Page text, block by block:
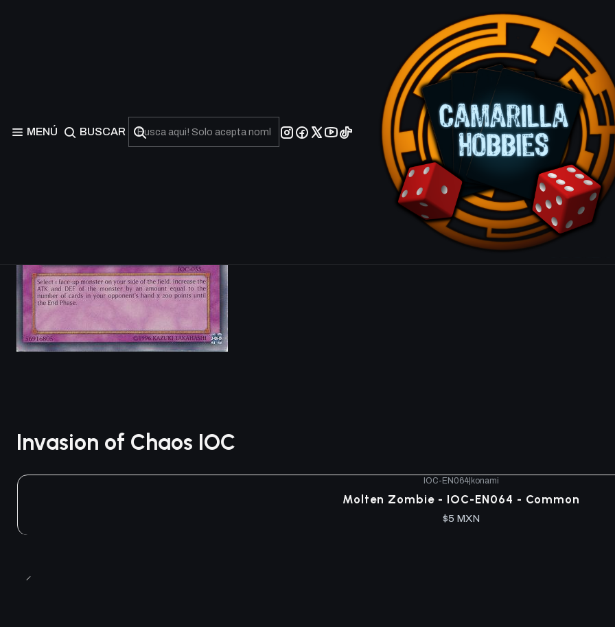
MENÚ BUSCAR
Energy
IDIOMA
Ingles Español
|
Mostrar stock de
COMPARTIR ESTE PRODUCTO
Invasion of Chaos IOC
IOC-EN064 konami
Molten Zombie - IOC-EN064 - Common
$5 MXN